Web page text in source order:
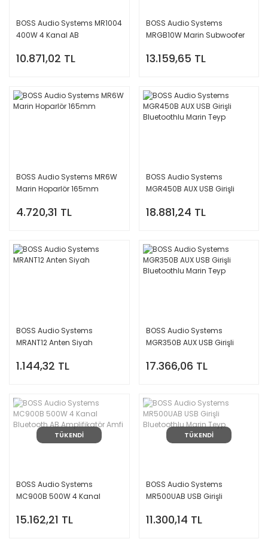
BOSS Audio Systems MR1004
400W 4 Kanal AB
10.871,02 TL
BOSS Audio Systems
MRGB10W Marin Subwoofer
13.159,65 TL
BOSS Audio Systems MR6W
Marin Hoparlör 165mm
4.720,31 TL
BOSS Audio Systems
MGR450B AUX USB Girişli
18.881,24 TL
BOSS Audio Systems
MRANT12 Anten Siyah
1.144,32 TL
BOSS Audio Systems
MGR350B AUX USB Girişli
17.366,06 TL
TÜKENDİ
BOSS Audio Systems
MC900B 500W 4 Kanal
Amfi
15.162,21 TL
TÜKENDİ
BOSS Audio Systems
MR500UAB USB Girişli
11.300,14 TL